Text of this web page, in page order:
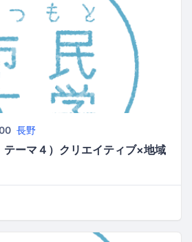
長野
ーマ４）クリエイティブ×地域